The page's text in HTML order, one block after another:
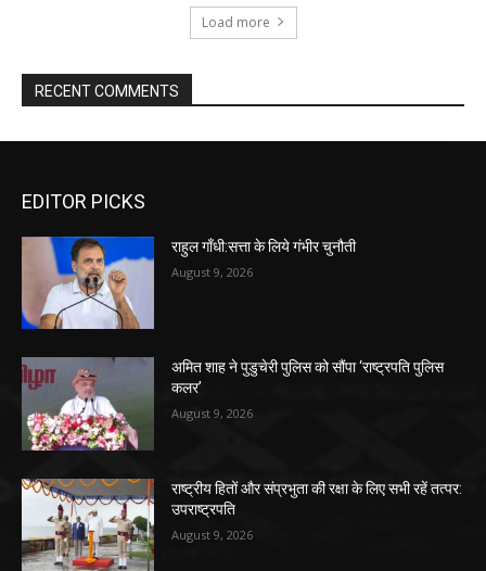
Load more
RECENT COMMENTS
EDITOR PICKS
राहुल गाँधी:सत्ता के लिये गंभीर चुनौती
August 9, 2026
अमित शाह ने पुडुचेरी पुलिस को सौंपा ‘राष्ट्रपति पुलिस
कलर’
August 9, 2026
राष्ट्रीय हितों और संप्रभुता की रक्षा के लिए सभी रहें तत्पर:
उपराष्ट्रपति
August 9, 2026